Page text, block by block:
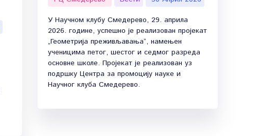
У Научном клубу Смедерево, 29. априла
2026. године, успешно је реализован пројекат
„Геометрија преживљавања“, намењен
ученицима петог, шестог и седмог разреда
основне школе. Пројекат је реализован уз
подршку Центра за промоцију науке и
Научног клуба Смедерево.